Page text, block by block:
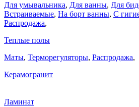
Для умывальника, Для ванны, Для
Встраиваемые, На борт ванны, C
Распродажа,
Теплые полы
Маты, Терморегуляторы, Распродажа,
Керамогранит
Ламинат